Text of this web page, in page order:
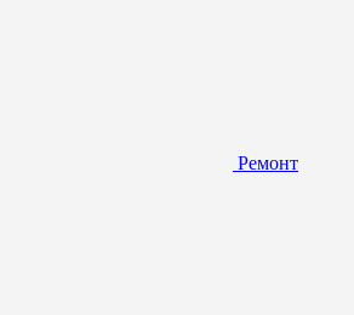
Ремонт